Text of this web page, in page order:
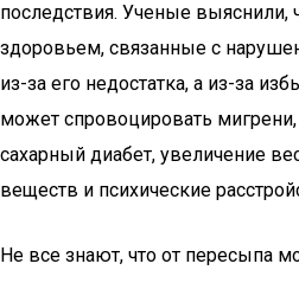
последствия. Ученые
здоровьем, связанные с
из-за его недостатка, а из-за
может спровоцировать
сахарный диабет, увеличение
веществ и психические
Не все знают, что от пересыпа